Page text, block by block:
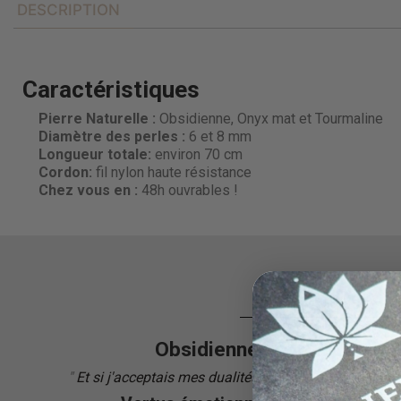
DESCRIPTION
Caractéristiques
Pierre Naturelle : Obsidienne, Onyx mat et Tourmaline
Diamètre des perles : 6 et 8 mm
Longueur totale: environ 70 cm
Cordon: fil nylon haute résistance
Chez vous en : 48h ouvrables !
Obsidienne
"Et si j'acceptais mes dualités intérieures? " "